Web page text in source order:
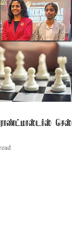
செஸ்